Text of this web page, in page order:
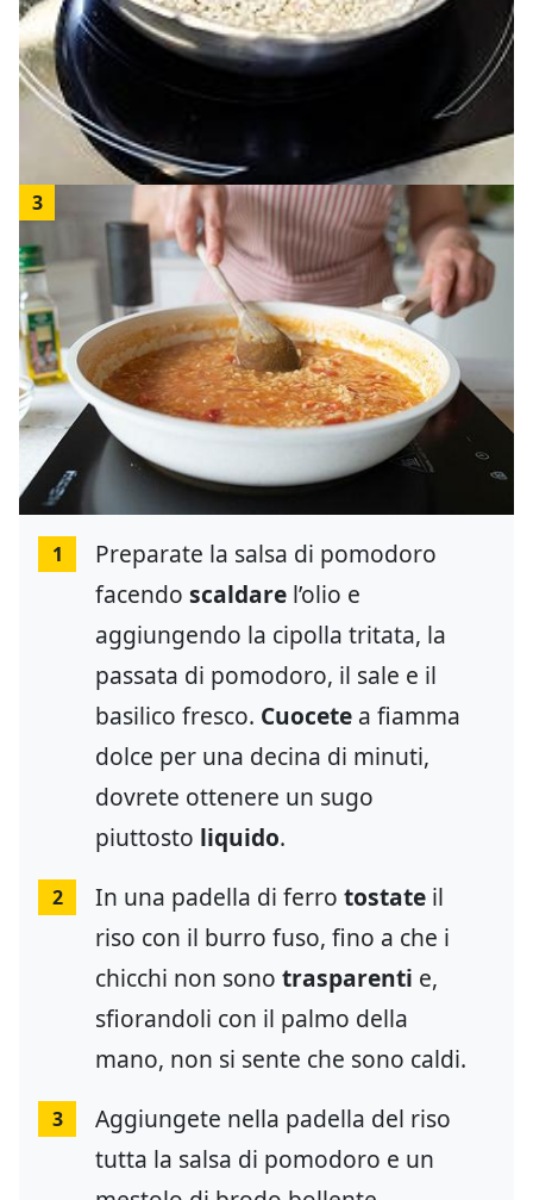
3
1
Preparate la salsa di pomodoro
facendo scaldare l’olio e
aggiungendo la cipolla tritata, la
passata di pomodoro, il sale e il
basilico fresco. Cuocete a fiamma
dolce per una decina di minuti,
dovrete ottenere un sugo
piuttosto liquido.
2 In una padella di ferro tostate il
riso con il burro fuso, fino a che i
chicchi non sono trasparenti e,
sfiorandoli con il palmo della
mano, non si sente che sono caldi.
3
Aggiungete nella padella del riso
tutta la salsa di pomodoro e un